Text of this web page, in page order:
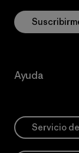
Ayuda
Servicio